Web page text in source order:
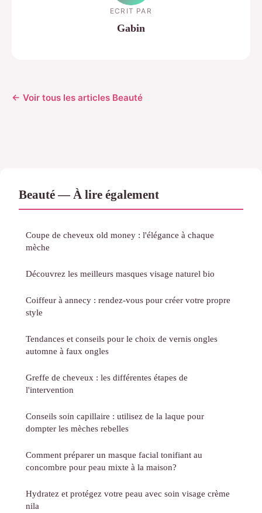
ECRIT PAR
Gabin
← Voir tous les articles Beauté
Beauté — À lire également
Coupe de cheveux old money : l'élégance à chaque
mèche
Découvrez les meilleurs masques visage naturel bio
Coiffeur à annecy : rendez-vous pour créer votre propre
style
Tendances et conseils pour le choix de vernis ongles
automne à faux ongles
Greffe de cheveux : les différentes étapes de
l'intervention
Conseils soin capillaire : utilisez de la laque pour
dompter les mèches rebelles
Comment préparer un masque facial tonifiant au
concombre pour peau mixte à la maison?
Hydratez et protégez votre peau avec soin visage crème
nila